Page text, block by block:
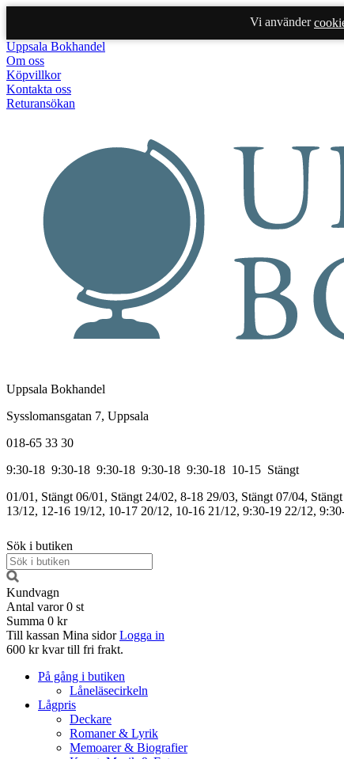
Vi använder
Uppsala Bokhandel
Om oss
Köpvillkor
Kontakta oss
Returansökan
Uppsala Bokhandel
Sysslomansgatan 7, Uppsala
018-65 33 30
9:30-18 9:30-18 9:30-18 9:30-18 9:30-18 10-15 Stängt
01/01, Stängt 06/01, Stängt 24/02, 8-18 29/03, Stängt 07/04, Stängt
13/12, 12-16 19/12, 10-17 20/12, 10-16 21/12, 9:30-19 22/12,
Sök i butiken
Kundvagn
Antal varor 0 st
Summa 0 kr
Till kassan Mina sidor Logga in
600 kr kvar till fri frakt.
På gång i butiken
Låneläsecirkeln
Lågpris
Deckare
Romaner & Lyrik
Memoarer & Biografier